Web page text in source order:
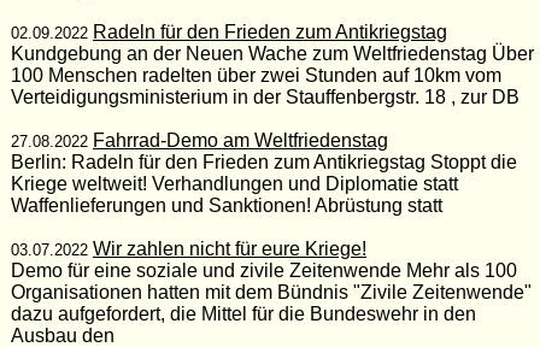
02.09.2022 Radeln für den Frieden zum Antikriegstag
Kundgebung an der Neuen Wache zum Weltfriedenstag Über
100 Menschen radelten über zwei Stunden auf 10km vom
Verteidigungsministerium in der Stauffenbergstr. 18 , zur DB
27.08.2022 Fahrrad-Demo am Weltfriedenstag
Berlin: Radeln für den Frieden zum Antikriegstag Stoppt die
Kriege weltweit! Verhandlungen und Diplomatie statt
Waffenlieferungen und Sanktionen! Abrüstung statt
03.07.2022 Wir zahlen nicht für eure Kriege!
Demo für eine soziale und zivile Zeitenwende Mehr als 100
Organisationen hatten mit dem Bündnis "Zivile Zeitenwende"
dazu aufgefordert, die Mittel für die Bundeswehr in den
Ausbau den